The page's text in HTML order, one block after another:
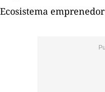
Ecosistema emprenedor